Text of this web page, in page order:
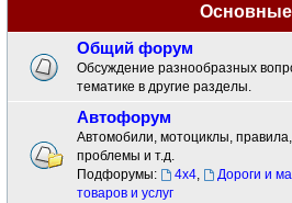
Основные
Общий форум
Обсуждение разнообразных
тематике в другие разделы.
Автофорум
Автомобили, мотоциклы,
проблемы и т.д.
Подфорумы:
4x4, Дороги и
товаров и услуг